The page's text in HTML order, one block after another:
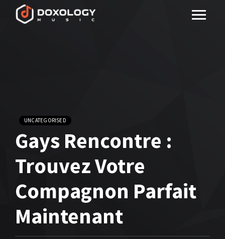
UNCATEGORISED
Gays Rencontre :
Trouvez Votre
Compagnon Parfait
Maintenant